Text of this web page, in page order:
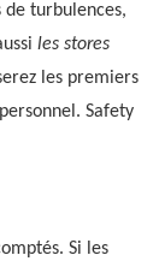
de turbulences,
les stores
les premiers
Safety
Si les